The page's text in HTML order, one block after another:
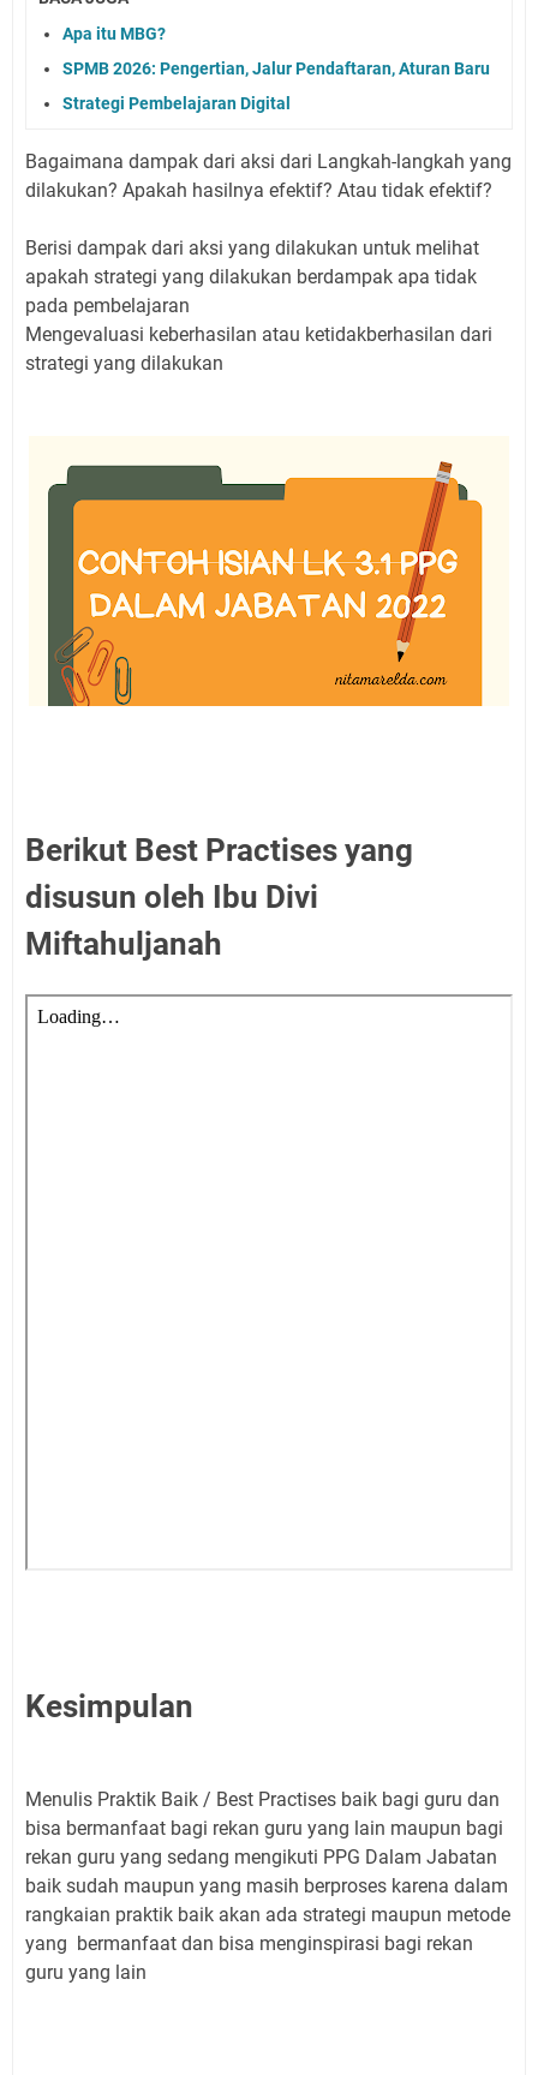
Apa itu MBG?
SPMB 2026: Pengertian, Jalur Pendaftaran, Aturan Baru
Strategi Pembelajaran Digital
Bagaimana dampak dari aksi dari Langkah-langkah yang
dilakukan? Apakah hasilnya efektif? Atau tidak efektif?
Berisi dampak dari aksi yang dilakukan untuk melihat
apakah strategi yang dilakukan berdampak apa tidak
pada pembelajaran
Mengevaluasi keberhasilan atau ketidakberhasilan dari
strategi yang dilakukan
Berikut Best Practises yang
disusun oleh Ibu Divi
Miftahuljanah
Kesimpulan
Menulis Praktik Baik / Best Practises baik bagi guru dan
bisa bermanfaat bagi rekan guru yang lain maupun bagi
rekan guru yang sedang mengikuti PPG Dalam Jabatan
baik sudah maupun yang masih berproses karena dalam
rangkaian praktik baik akan ada strategi maupun metode
yang bermanfaat dan bisa menginspirasi bagi rekan
guru yang lain